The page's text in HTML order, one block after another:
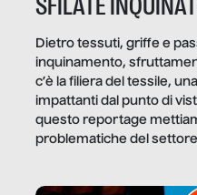
SFILATE
Dietro tessuti, griffe e
inquinamento,
c’è la filiera del tessile,
impattanti dal punto di
questo reportage
problematiche del